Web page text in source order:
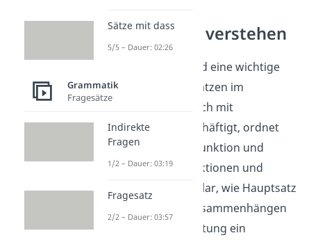
Nebensätze verstehen
Adverbialsätze sind eine wichtige
Form von Nebensätzen im
Deutschen. Wer sich mit
Nebensätzen beschäftigt, ordnet
Sätze nach ihrer Funktion und
achtet auf Konjunktionen und
Satzbau. So wird klar, wie Hauptsatz
und Nebensatz zusammenhängen
und welche Bedeutung ein
Sätze mit dass
5/5 – Dauer: 02:26
Grammatik
Fragesätze
Indirekte
Fragen
1/2 – Dauer: 03:19
Fragesatz
2/2 – Dauer: 03:57